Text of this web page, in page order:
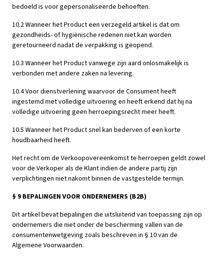
bedoeld is voor gepersonaliseerde behoeften.
10.2 Wanneer het Product een verzegeld artikel is dat om
gezondheids- of hygiënische redenen niet kan worden
geretourneerd nadat de verpakking is geopend.
10.3 Wanneer het Product vanwege zijn aard onlosmakelijk is
verbonden met andere zaken na levering.
10.4 Voor dienstverlening waarvoor de Consument heeft
ingestemd met volledige uitvoering en heeft erkend dat hij na
volledige uitvoering geen herroepingsrecht meer heeft.
10.5 Wanneer het Product snel kan bederven of een korte
houdbaarheid heeft.
Het recht om de Verkoopovereenkomst te herroepen geldt zowel
voor de Verkoper als de Klant indien de andere partij zijn
verplichtingen niet nakomt binnen de vastgestelde termijn.
§ 9 BEPALINGEN VOOR ONDERNEMERS (B2B)
Dit artikel bevat bepalingen die uitsluitend van toepassing zijn op
ondernemers die niet onder de bescherming vallen van de
consumentenwetgeving zoals beschreven in § 10 van de
Algemene Voorwaarden.